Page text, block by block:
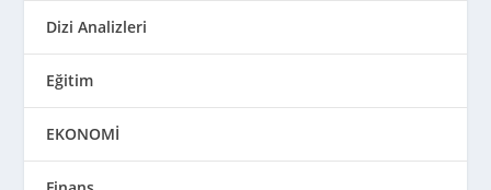
Dizi Analizleri
Eğitim
EKONOMİ